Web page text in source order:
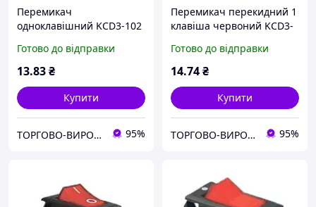
Перемикач
одноклавішний KCD3-102
Готово до відправки
13.83₴
Купити
ТОРГОВО-ВИРОБНИЧА КОН­СТРУ­КТОР­СЬКА КОМПАНІЯ “ШАТТЛ" 95%
Перемикач перекидний 1
клавіша червоний KCD3-
Готово до відправки
14.74₴
Купити
ТОРГОВО-ВИРОБНИЧА КОН­СТРУ­КТОР­СЬКА КОМПАНІЯ “ШАТТЛ" 95%